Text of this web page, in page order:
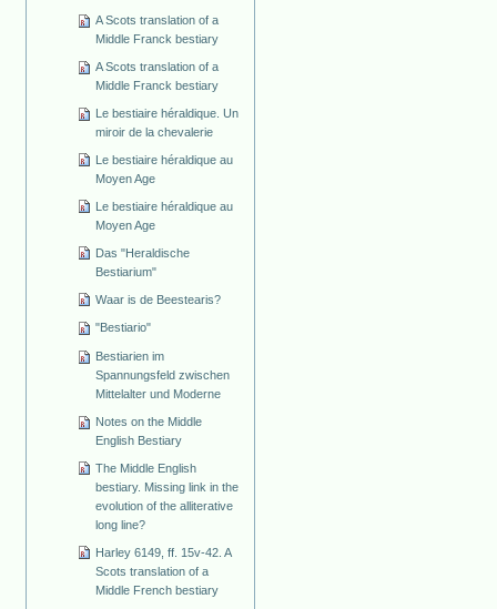
A Scots translation of a
Middle Franck bestiary
A Scots translation of a
Middle Franck bestiary
Le bestiaire héraldique. Un
miroir de la chevalerie
Le bestiaire héraldique au
Moyen Age
Le bestiaire héraldique au
Moyen Age
Das "Heraldische
Bestiarium"
Waar is de Beestearis?
"Bestiario"
Bestiarien im
Spannungsfeld zwischen
Mittelalter und Moderne
Notes on the Middle
English Bestiary
The Middle English
bestiary. Missing link in the
evolution of the alliterative
long line?
Harley 6149, ff. 15v-42. A
Scots translation of a
Middle French bestiary